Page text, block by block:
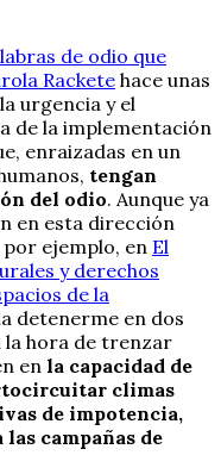
de odio que
Rackete hace unas
urgencia y el
de la implementación
enraizadas en un
tengan
del odio. Aunque ya
en esta dirección
por ejemplo, en El
y derechos
de la
detenerme en dos
la hora de trenzar
en la capacidad de
climas
de impotencia,
campañas de